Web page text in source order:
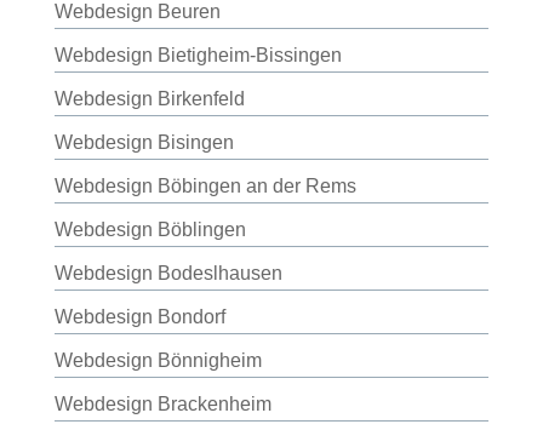
Webdesign Beuren
Webdesign Bietigheim-Bissingen
Webdesign Birkenfeld
Webdesign Bisingen
Webdesign Böbingen an der Rems
Webdesign Böblingen
Webdesign Bodeslhausen
Webdesign Bondorf
Webdesign Bönnigheim
Webdesign Brackenheim